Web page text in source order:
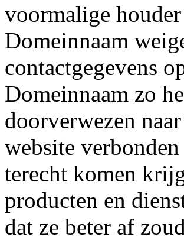
voormalige
Domeinnaam
contactgegevens
Domeinnaam zo
doorverwezen
website
terecht komen
producten en
dat ze beter af